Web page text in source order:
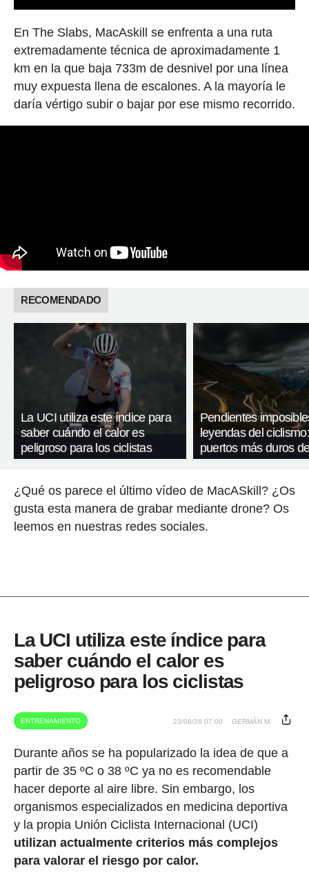
En The Slabs, MacAskill se enfrenta a una ruta
extremadamente técnica de aproximadamente 1
km en la que baja 733m de desnivel por una línea
muy expuesta llena de escalones. A la mayoría le
daría vértigo subir o bajar por ese mismo recorrido.
RECOMENDADO
La UCI utiliza este índice para
saber cuándo el calor es
peligroso para los ciclistas
Pendientes
leyendas del
puertos más duros
¿Qué os parece el último vídeo de MacASkill? ¿Os
gusta esta manera de grabar mediante drone? Os
leemos en nuestras redes sociales.
La UCI utiliza este índice para
saber cuándo el calor es
peligroso para los ciclistas
ENTRENAMIENTO 23/06/26 07:00 GERMÁN M.
Durante años se ha popularizado la idea de que a
partir de 35 ºC o 38 ºC ya no es recomendable
hacer deporte al aire libre. Sin embargo, los
organismos especializados en medicina deportiva
y la propia Unión Ciclista Internacional (UCI)
utilizan actualmente criterios más complejos
para valorar el riesgo por calor.